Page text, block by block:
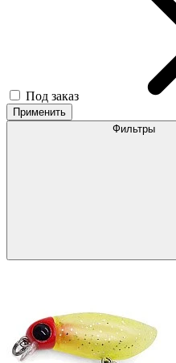
Под заказ
Применить
Фильтры